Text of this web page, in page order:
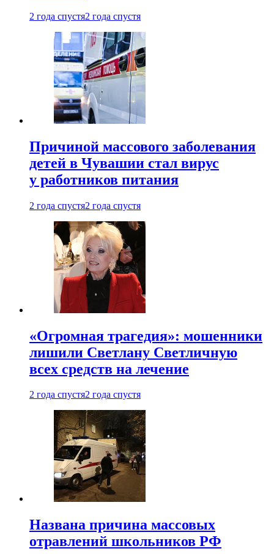
2 года спустя2 года спустя
Причиной массового заболевания
детей в Чувашии стал вирус
у работников питания
2 года спустя2 года спустя
«Огромная трагедия»: мошенники
лишили Светлану Светличную
всех средств на лечение
2 года спустя2 года спустя
Названа причина массовых
отравлений школьников РФ